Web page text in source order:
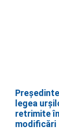
legea
retrimite
modificări